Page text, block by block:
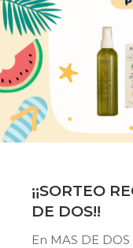
¡¡SORTEO
DE DOS!!
En MAS DE